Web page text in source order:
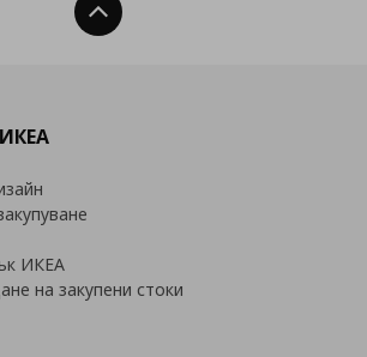
Нагоре
ИКЕА
на закупени стоки